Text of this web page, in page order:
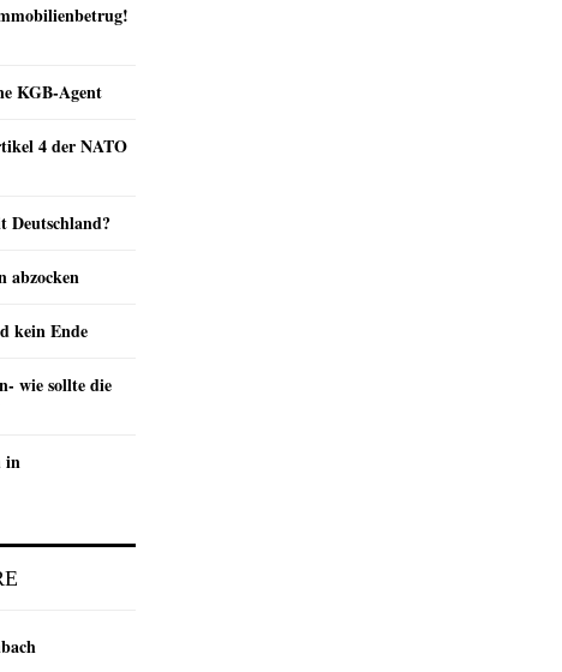
KGB-Agent
4 der NATO
Deutschland?
abzocken
kein Ende
wie sollte die
in